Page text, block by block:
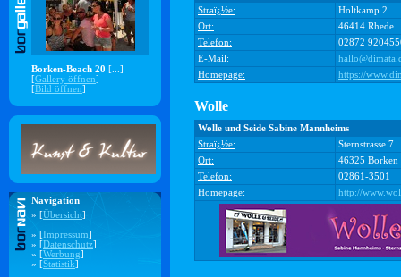
Borken-Beach 20 [...]
[Gallery öffnen]
[Bild öffnen]
Navigation
» [Übersicht]
» [Impressum]
» [Datenschutz]
» [Werbung]
» [Statistik]
Straï¿½e:
Holtkamp 2
Ort:
46414 Rhede
Telefon:
02872
E-Mail:
Homepage:
https://
Wolle
Wolle und Seide Sabine Mannheims
Straï¿½e:
Sternstrasse 7
Ort:
46325 Borken
Telefon:
02861-3501
Homepage:
http://